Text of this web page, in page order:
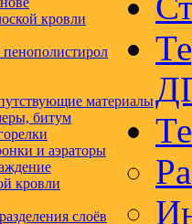
кровли
материалы
битум
и аэраторы
кровли
слоёв